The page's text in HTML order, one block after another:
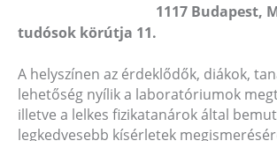
1117 Budapest,
tudósok körútja 11.
A helyszínen az érdeklődők, diákok,
lehetőség nyílik a laboratóriumok
illetve a lelkes fizikatanárok által
legkedvesebb kísérletek